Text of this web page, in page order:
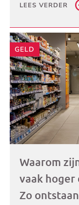
LEES VERDER
GELD
Waarom
vaak hoger
Zo